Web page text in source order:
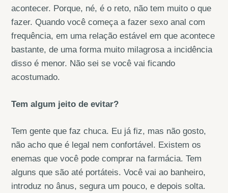
acontecer. Porque, né, é o reto, não tem muito o que
fazer. Quando você começa a fazer sexo anal com
frequência, em uma relação estável em que acontece
bastante, de uma forma muito milagrosa a incidência
disso é menor. Não sei se você vai ficando
acostumado.
Tem algum jeito de evitar?
Tem gente que faz chuca. Eu já fiz, mas não gosto,
não acho que é legal nem confortável. Existem os
enemas que você pode comprar na farmácia. Tem
alguns que são até portáteis. Você vai ao banheiro,
introduz no ânus, segura um pouco, e depois solta.